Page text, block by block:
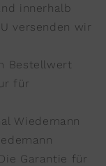
innerhalb
versenden wir
Bestellwert
für
Wiedemann
Garantie für